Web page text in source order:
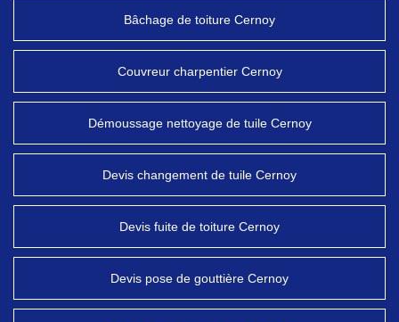
Bâchage de toiture Cernoy
Couvreur charpentier Cernoy
Démoussage nettoyage de tuile Cernoy
Devis changement de tuile Cernoy
Devis fuite de toiture Cernoy
Devis pose de gouttière Cernoy